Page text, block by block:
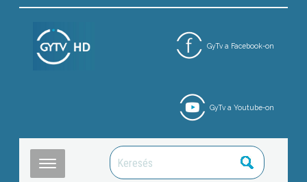
GyTv a Facebook-on
GyTv a Youtube-on